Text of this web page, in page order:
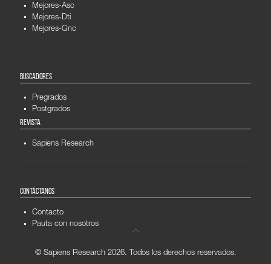
Mejores-Asc
Mejores-Dti
Mejores-Gnc
BUSCADORES
Pregrados
Postgrados
REVISTA
Sapiens Research
CONTÁCTANOS
Contacto
Pauta con nosotros
© Sapiens Research 2026. Todos los derechos reservados.